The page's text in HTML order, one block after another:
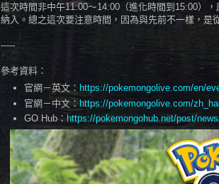
這次時間非中午11:00～14:00（進化時間到15:00）
納入。總之這次要注意時間，因為與先前不一樣，是
-----
參考資料：
官網－英文： https://pokemongolive.com/en/
官網－中文：https://pokemongolive.com/
GO Hub： https://pokemongohub.net/post/